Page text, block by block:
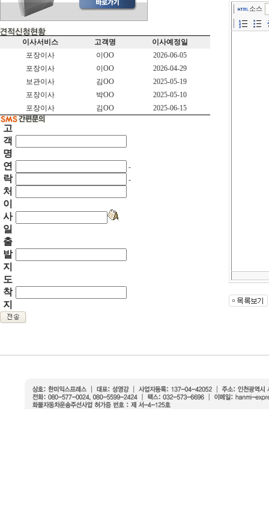
이사서비스 고객명
이사예정일
포장이사
이OO
2026-06-05
포장이사
이OO
2026-04-29
보관이사
김OO
2025-05-19
포장이사
박OO
2025-05-10
포장이사
김OO 2025-06-15
고
객
명
연
락
처
-
-
이
사
일
출
발
지
도
착
지
소스